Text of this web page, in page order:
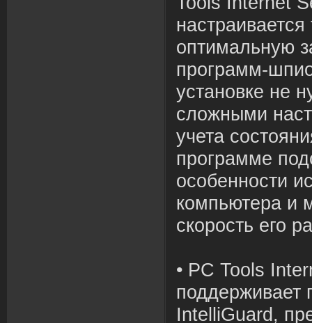
оптимальную
программ-
установке не
сложными
учета
программе
особенности
компьютера и
скорость его
• PC Tools
поддерживает
IntelliGuard,